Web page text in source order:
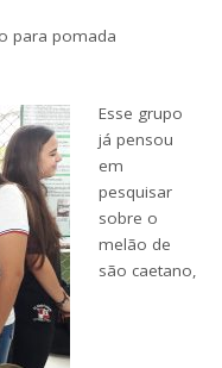
para pomada
Esse grupo
já pensou
em
pesquisar
sobre o
melão de
são caetano,